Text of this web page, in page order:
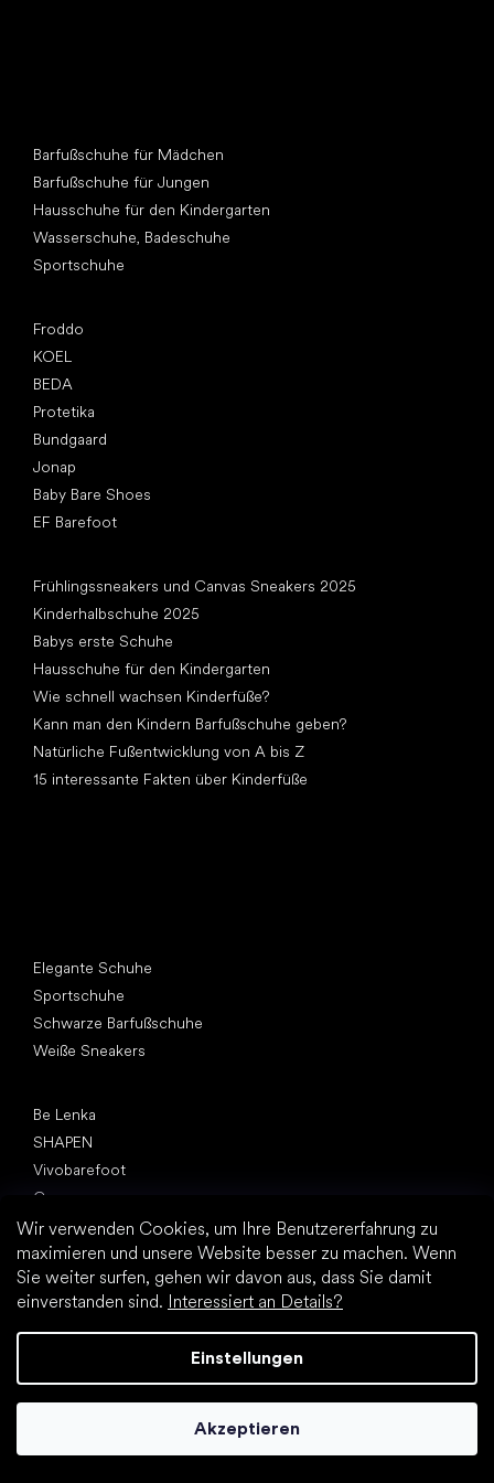
Wir verwenden Cookies, um Ihre Benutzererfahrung zu
maximieren und unsere Website besser zu machen. Wenn
Sie weiter surfen, gehen wir davon aus, dass Sie damit
einverstanden sind. Interessiert an Details?
Einstellungen
Akzeptieren
Barfußschuhe für Mädchen
Barfußschuhe für Jungen
Hausschuhe für den Kindergarten
Wasserschuhe, Badeschuhe
Sportschuhe
Froddo
KOEL
BEDA
Protetika
Bundgaard
Jonap
Baby Bare Shoes
EF Barefoot
Frühlingssneakers und Canvas Sneakers 2025
Kinderhalbschuhe 2025
Babys erste Schuhe
Hausschuhe für den Kindergarten
Wie schnell wachsen Kinderfüße?
Kann man den Kindern Barfußschuhe geben?
Natürliche Fußentwicklung von A bis Z
15 interessante Fakten über Kinderfüße
Elegante Schuhe
Sportschuhe
Schwarze Barfußschuhe
Weiße Sneakers
Be Lenka
SHAPEN
Vivobarefoot
Camper
Groundies
Leguano
Froddo
KOEL
Fersensporn
Flache Laufsohle vs. Absatzschuhe